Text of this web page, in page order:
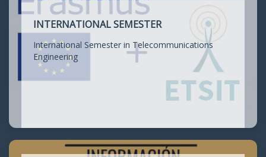
INTERNATIONAL SEMESTER
International Semester in Telecommunications
Engineering